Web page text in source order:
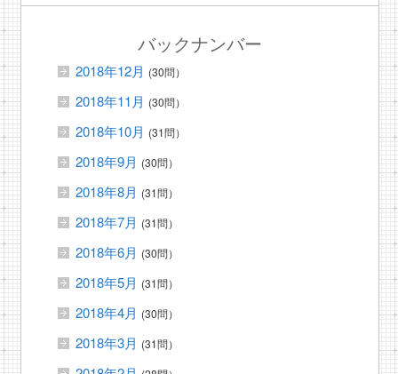
バックナンバー
2018年12月 (30問）
2018年11月 (30問）
2018年10月 (31問）
2018年9月 (30問）
2018年8月 (31問）
2018年7月 (31問）
2018年6月 (30問）
2018年5月 (31問）
2018年4月 (30問）
2018年3月 (31問）